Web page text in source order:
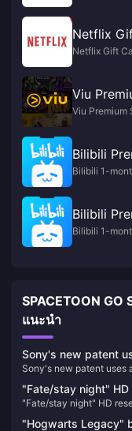
Netflix
Netflix Gift
Viu
Viu Premium
Bilibili
Bilibili 1-
Bilibili
Bilibili 1-
SPACETOON GO
แนะนำ
Sony's new patent
protect players
Sony's new patent
"Fate/stay night"
available on NS and
"Fate/stay night" HD
"Hogwarts Legacy"